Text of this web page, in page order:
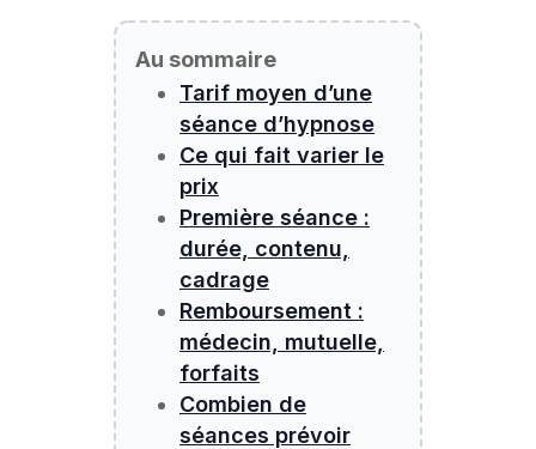
Au sommaire
Tarif moyen d’une
séance d’hypnose
Ce qui fait varier le
prix
Première séance :
durée, contenu,
cadrage
Remboursement :
médecin, mutuelle,
forfaits
Combien de
séances prévoir